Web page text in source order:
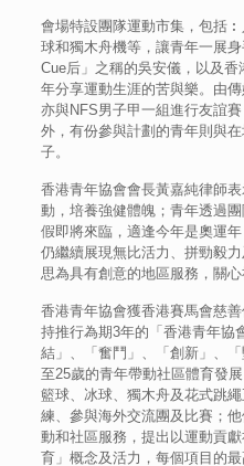
會場特設團隊運動市集，包括
球和獨木舟機等，讓青年一展
Cue后」之稱的吳安儀，以及
年分享運動生涯的苦與樂。由
亦與NFS男子甲一組進行友誼
外，有份參與計劃的青年則與
子。
香港青年協會會長黃嘉純律師
動，培養強健體魄；青年透過
假即將來臨，適逢今年是奧運
仍繼續展現無比活力、拼勁毅
思為具有創意的地區服務，關心
香港青年協會獲香港賽馬會慈
持推行為期3年的「香港青年協
結」、「奮鬥」、「創新」、
至25歲的青年帶動社區體育發
籃球、冰球、獨木舟及花式跳
練、參與海外交流團及比賽；
動和社區服務，提出以運動貢
育」概念及活力，每個項目的